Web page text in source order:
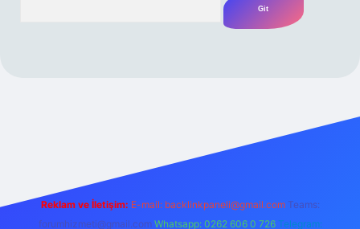
Reklam ve İletişim: E-mail: backlinkpaneli@gmail.com Teams:
forumhizmeti@gmail.com Whatsapp: 0262 606 0 726 Telegram: